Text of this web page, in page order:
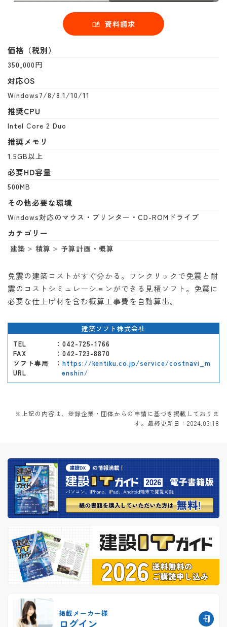
資料請求
価格（税別）
350,000円
対応OS
Windows7/8/8.1/10/11
推奨CPU
Intel Core 2 Duo
推奨メモリ
1.5GB以上
必要HD容量
500MB
その他必要な環境
Windows対応のマウス・プリンター・CD-ROMドライブ
カテゴリー
建築 積算 予算計画・概算
免震の建築コストがすぐ分かる。ワンクリックで免震と耐
震のコストシミュレーションができる見積ソフト。免震に
必要な仕上げ材を含む概算工事費を自動算出。
建築ソフト株式会社
TEL
：042-725-1766
FAX
：042-723-8870
ソフト専用
URL
： https://kentiku.co.jp/service/costnavi_m
enshin/
※上記の内容は、登録企業・団体からの申請に基づき掲載しておりま
す。最終更新日：2024.03.18
掲載メーカー様
ログイン